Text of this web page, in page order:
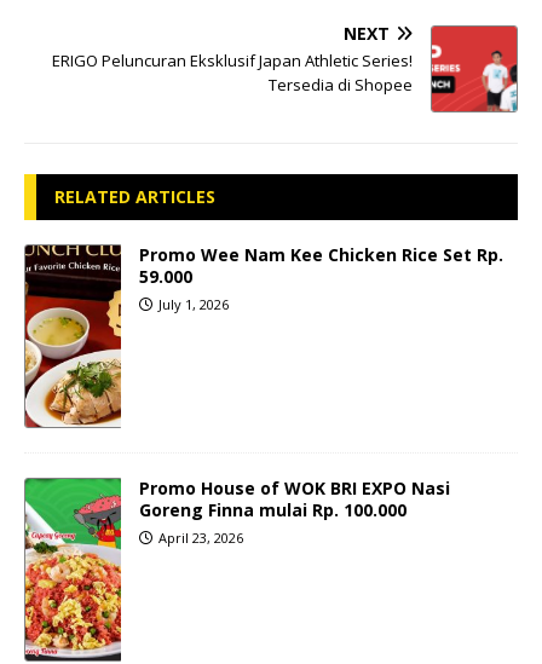
NEXT
ERIGO Peluncuran Eksklusif Japan Athletic Series!
Tersedia di Shopee
RELATED ARTICLES
Promo Wee Nam Kee Chicken Rice Set Rp.
59.000
July 1, 2026
Promo House of WOK BRI EXPO Nasi
Goreng Finna mulai Rp. 100.000
April 23, 2026